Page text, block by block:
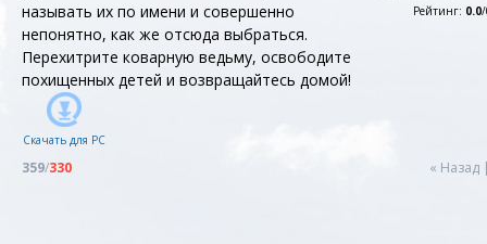
называть их по имени и совершенно
непонятно, как же отсюда выбраться.
Перехитрите коварную ведьму, освободите
похищенных детей и возвращайтесь домой!
Скачать для PC
Рейтинг: 0.0/
« Назад
359/330